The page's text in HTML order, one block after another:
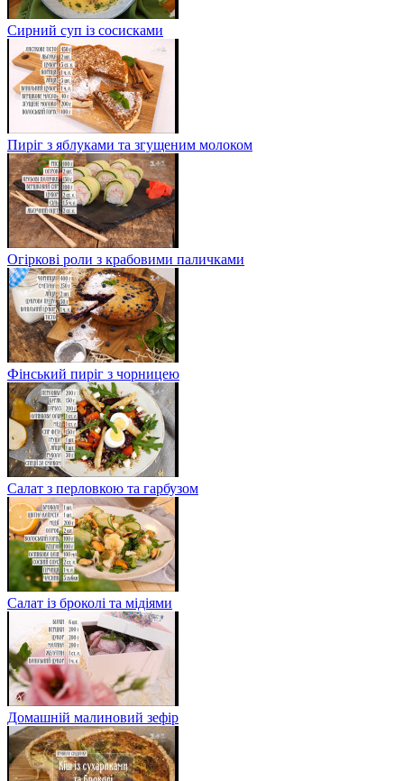
Сирний суп із сосисками
Пиріг з яблуками та згущеним молоком
Огіркові роли з крабовими паличками
Фінський пиріг з чорницею
Салат з перловкою та гарбузом
Салат із броколі та мідіями
Домашній малиновий зефір